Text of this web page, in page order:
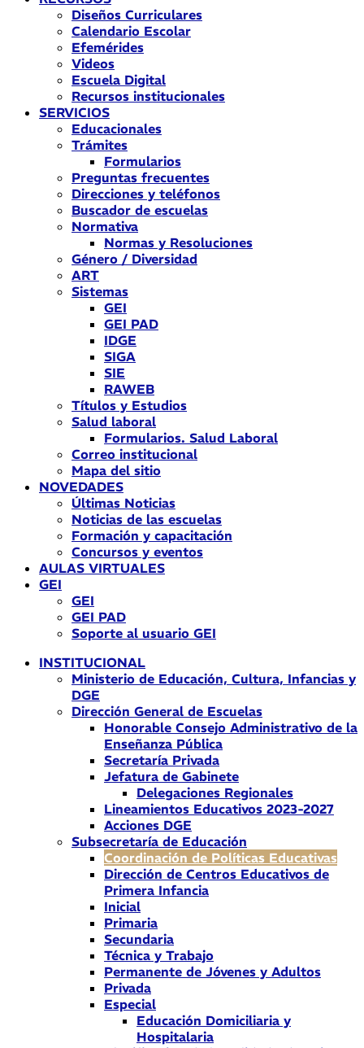
Diseños Curriculares
Calendario Escolar
Efemérides
Videos
Escuela Digital
Recursos institucionales
SERVICIOS
Educacionales
Trámites
Formularios
Preguntas frecuentes
Direcciones y teléfonos
Buscador de escuelas
Normativa
Normas y Resoluciones
Género / Diversidad
ART
Sistemas
GEI
GEI PAD
IDGE
SIGA
SIE
RAWEB
Títulos y Estudios
Salud laboral
Formularios. Salud Laboral
Correo institucional
Mapa del sitio
NOVEDADES
Últimas Noticias
Noticias de las escuelas
Formación y capacitación
Concursos y eventos
AULAS VIRTUALES
GEI
GEI
GEI PAD
Soporte al usuario GEI
INSTITUCIONAL
Ministerio de Educación, Cultura, Infancias y
DGE
Dirección General de Escuelas
Honorable Consejo Administrativo de la
Enseñanza Pública
Secretaría Privada
Jefatura de Gabinete
Delegaciones Regionales
Lineamientos Educativos 2023-2027
Acciones DGE
Subsecretaría de Educación
Coordinación de Políticas Educativas
Dirección de Centros Educativos de
Primera Infancia
Inicial
Primaria
Secundaria
Técnica y Trabajo
Permanente de Jóvenes y Adultos
Privada
Especial
Educación Domiciliaria y
Hospitalaria